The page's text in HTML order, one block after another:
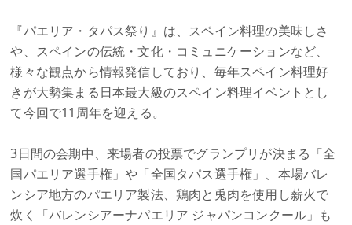
『パエリア・タパス祭り』は、スペイン料理の美味しさ
や、スペインの伝統・文化・コミュニケーションなど、
様々な観点から情報発信しており、毎年スペイン料理好
きが大勢集まる日本最大級のスペイン料理イベントとし
て今回で11周年を迎える。
3日間の会期中、来場者の投票でグランプリが決まる「全
国パエリア選手権」や「全国タパス選手権」、本場バレ
ンシア地方のパエリア製法、鶏肉と兎肉を使用し薪火で
炊く「バレンシアーナパエリア ジャパンコンクール」も